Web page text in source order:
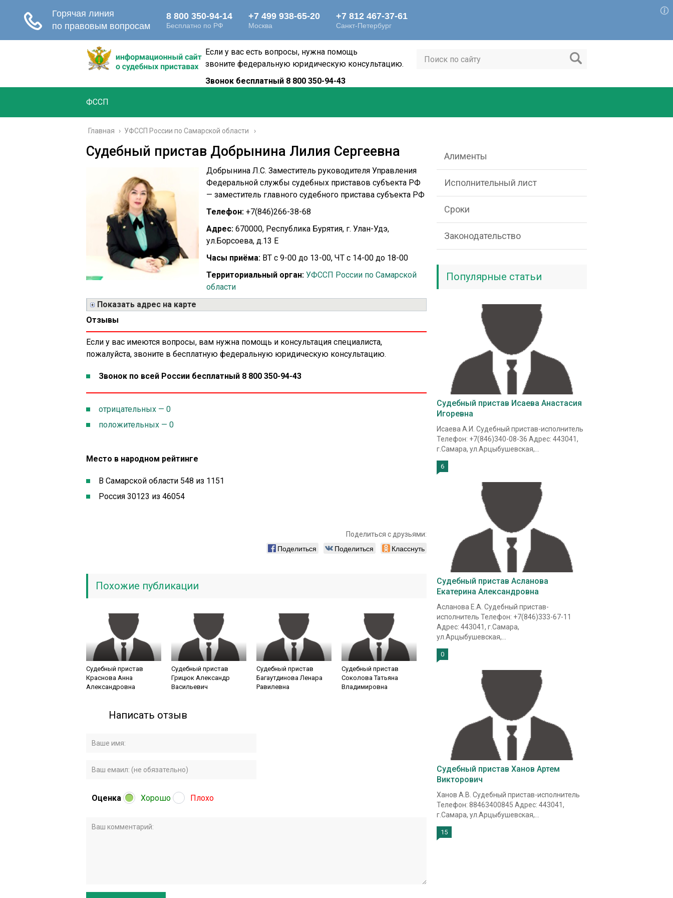
Если у вас есть вопросы, нужна помощь
звоните федеральную юридическую консультацию.
Звонок бесплатный 8 800 350-94-43
ФССП
Главная › УФССП России по Самарской области
Судебный пристав Добрынина Лилия Сергеевна
Добрынина Л.С. Заместитель руководителя Управления
Федеральной службы судебных приставов субъекта РФ
— заместитель главного судебного пристава субъекта РФ
Телефон: +7(846)266-38-68
Адрес: 670000, Республика Бурятия, г. Улан-Удэ,
ул.Борсоева, д.13 Е
Часы приёма: ВТ с 9-00 до 13-00, ЧТ с 14-00 до 18-00
Территориальный орган: УФССП России по Самарской
области
Показать адрес на карте
Отзывы
Если у вас имеются вопросы, вам нужна помощь и консультация специалиста,
пожалуйста, звоните в бесплатную федеральную юридическую консультацию.
Звонок по всей России бесплатный 8 800 350-94-43
отрицательных — 0
положительных — 0
Место в народном рейтинге
В Самарской области 548 из 1151
Россия 30123 из 46054
Поделиться с друзьями:
Поделиться Поделиться Класснуть
Похожие публикации
Судебный пристав
Краснова Анна
Александровна
Судебный пристав
Грицюк Александр
Васильевич
Судебный пристав
Багаутдинова Ленара
Равилевна
Судебный пристав
Соколова Татьяна
Владимировна
Написать отзыв
Оценка Хорошо Плохо
Алименты
Исполнительный лист
Сроки
Законодательство
Популярные статьи
Судебный пристав Исаева Анастасия
Игоревна
Исаева А.И. Судебный пристав-исполнитель
Телефон: +7(846)340-08-36 Адрес: 443041,
г.Самара, ул.Арцыбушевская,...
6
Судебный пристав Асланова
Екатерина Александровна
Асланова Е.А. Судебный пристав-
исполнитель Телефон: +7(846)333-67-11
Адрес: 443041, г.Самара,
ул.Арцыбушевская,...
0
Судебный пристав Ханов Артем
Викторович
Ханов А.В. Судебный пристав-исполнитель
Телефон: 88463400845 Адрес: 443041,
г.Самара, ул.Арцыбушевская,...
15